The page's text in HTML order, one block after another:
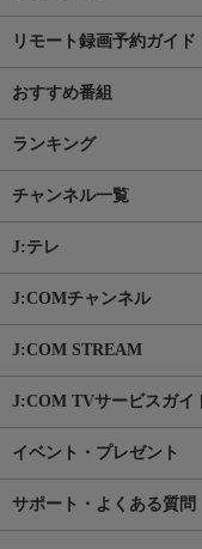
リモート録画予約ガイド
おすすめ番組
ランキング
チャンネル一覧
J:テレ
J:COMチャンネル
J:COM STREAM
J:COM TVサービスガイ
イベント・プレゼント
サポート・よくある質問